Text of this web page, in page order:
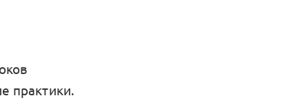
практики.